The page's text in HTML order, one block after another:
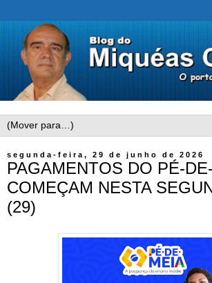
segunda-feira, 29 de junho de 2026
PAGAMENTOS DO PÉ-
COMEÇAM NESTA
(29)